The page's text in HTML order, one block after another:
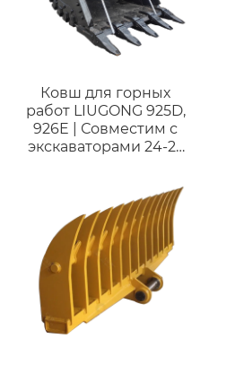
Ковш для горных
работ LIUGONG 925D,
926E | Совместим с
экскаваторами 24-27
ковш HDR для
твердых пород